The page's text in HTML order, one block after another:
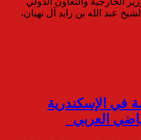
عبد الله بن زايد آل نهيان،
في الإسكندرية
العربي